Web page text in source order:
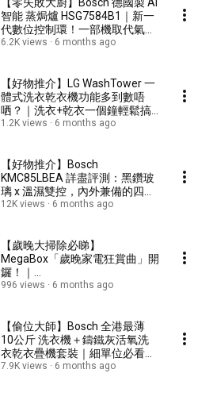
智能 蒸焗爐 HSG7584B1｜新一
代數位控制環！一部機取代氣炸
鍋＋蒸爐
6.2K views 6 months ago
【好物推介】LG WashTower 一
體式洗衣乾衣機功能多到數唔
哂？｜洗衣+乾衣一個鐘輕鬆搞
掂！｜蒼林綠+樺木白營造家居
1.2K views 6 months ago
【好物推介】Bosch
KMC85LBEA 詳盡評測：黑鑽玻
璃 x 溫濕雙控，內外兼備的四門
機王？
12K views 6 months ago
【歲晚大掃除必睇】
MegaBox「歲晚家電狂賞曲」開
鑼！｜
Siemens/Bosch/Samsung 激減
996 views 6 months ago
【偷位大師】Bosch 全港最薄
10公斤 洗衣機＋鑄鐵灰活氧洗
衣乾衣疊機套裝｜細單位必看！
打造歐洲級洗衣房
7.9K views 6 months ago